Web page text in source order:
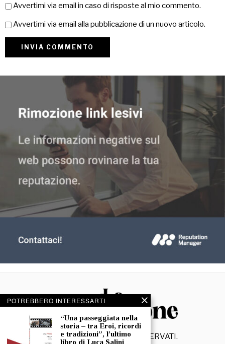
Avvertimi via email in caso di risposte al mio commento.
Avvertimi via email alla pubblicazione di un nuovo articolo.
© 2026- TUTTI I DIRITTI RISERVATI.
POTREBBERO INTERESSARTI
“Una passeggiata nella
storia – tra Eroi, ricordi
e tradizioni”, l’ultimo
libro di Luca Salini